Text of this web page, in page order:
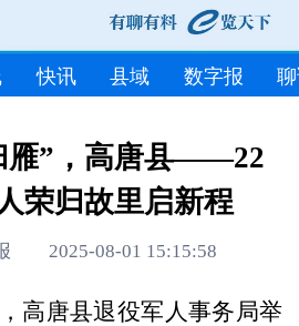
快讯 县域 数字报
雁”，高唐县——22
荣归故里启新程
2025-08-01 15:15:58
唐县退役军人事务局举